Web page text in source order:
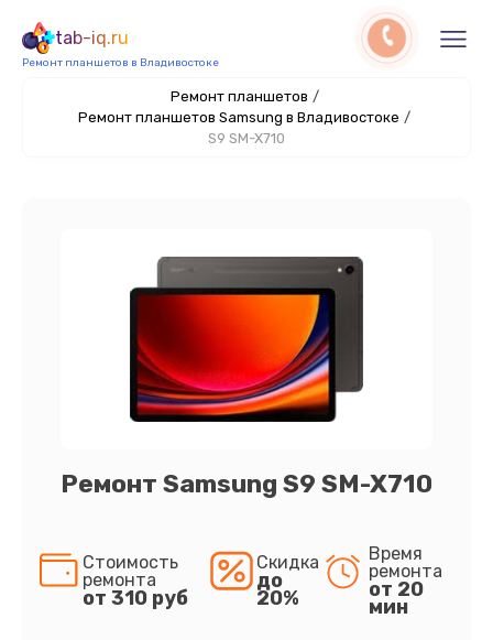
tab-iq.ru
Ремонт планшетов в Владивостоке
Ремонт планшетов /
Ремонт планшетов Samsung в Владивостоке /
S9 SM-X710
Ремонт Samsung S9 SM-X710
Стоимость
ремонта
от 310 руб
Скидка
до
20%
Время
ремонта
от 20
мин